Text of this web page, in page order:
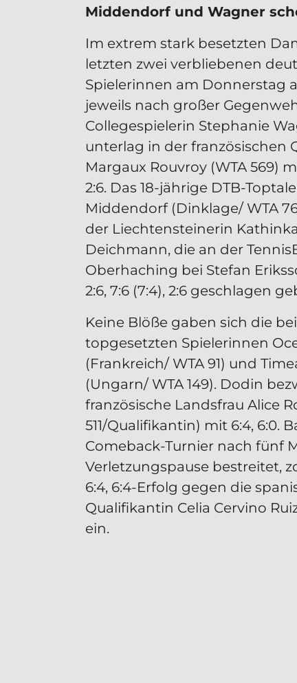
Middendorf und Wagner
Im extrem stark besetzten
letzten zwei verbliebenen
Spielerinnen am Donnerstag
jeweils nach großer
Collegespielerin Stephanie
unterlag in der französischen
Margaux Rouvroy (WTA 569)
2:6. Das 18-jährige DTB-
Middendorf (Dinklage/ WTA
der Liechtensteinerin
Deichmann, die an der
Oberhaching bei Stefan
2:6, 7:6 (7:4), 2:6 geschlagen
Keine Blöße gaben sich die
topgesetzten Spielerinnen
(Frankreich/ WTA 91) und
(Ungarn/ WTA 149). Dodin
französische Landsfrau Alice
511/Qualifikantin) mit 6:4, 6:0.
Comeback-Turnier nach fünf
Verletzungspause bestreitet,
6:4, 6:4-Erfolg gegen die
Qualifikantin Celia Cervino
ein.